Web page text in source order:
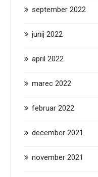
september 2022
junij 2022
april 2022
marec 2022
februar 2022
december 2021
november 2021